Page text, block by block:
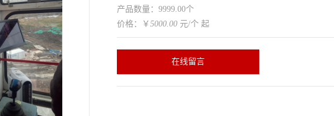
产品数量：9999.00个
价格：￥ 5000.00 元/个 起
在线留言